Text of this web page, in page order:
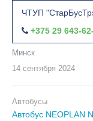
ЧТУП
+375 29 643-
Минск
14 сентября 2024
Автобусы
Автобус NEOPLAN